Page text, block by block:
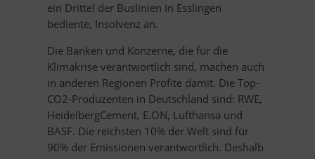
ein Drittel der Buslinien in Esslingen
bediente, Insolvenz an.
Die Banken und Konzerne, die für die
Klimakrise verantwortlich sind, machen auch
in anderen Regionen Profite damit. Die Top-
CO2-Produzenten in Deutschland sind: RWE,
HeidelbergCement, E.ON, Lufthansa und
BASF. Die reichsten 10% der Welt sind für
90% der Emissionen verantwortlich. Deshalb